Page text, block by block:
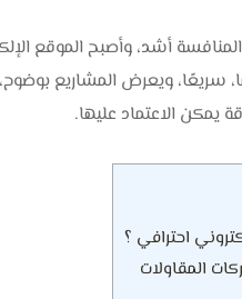
أشد، وأصبح الموقع
سريعًا، ويعرض المشاريع
يمكن الاعتماد عليها.
احترافي ؟
المقاولات